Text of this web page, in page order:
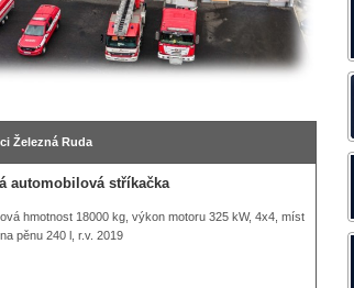
Železná Ruda
automobilová stříkačka
hmotnost 18000 kg, výkon motoru 325 kW, 4x4, míst
pěnu 240 l, r.v. 2019